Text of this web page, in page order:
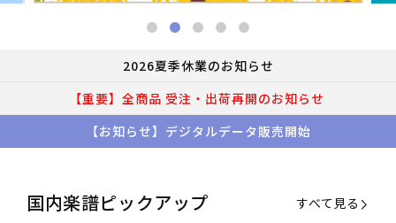
2026夏季休業のお知らせ
【重要】全商品 受注・出荷再開のお知らせ
【お知らせ】デジタルデータ販売開始
国内楽譜ピックアップ すべて見る